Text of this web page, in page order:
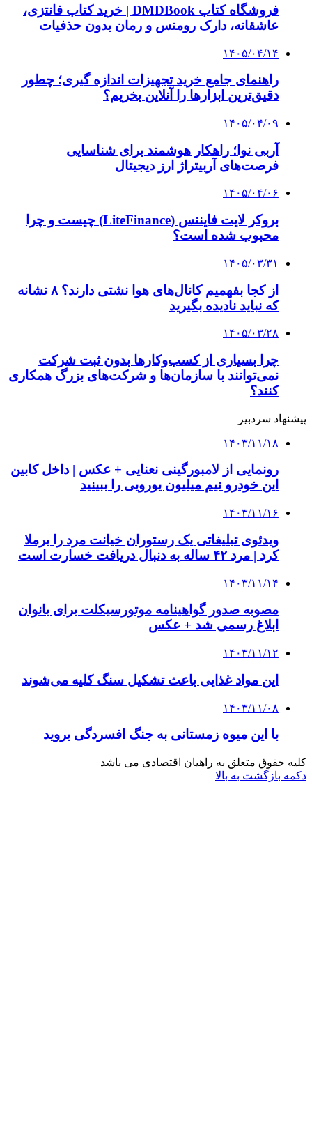
نمی‌توانند با سازمان‌ها و شرکت‌های بزرگ همکاری
کنند؟
پیشنهاد سردبیر
۱۴۰۳/۱۱/۱۸
این خودرو نیم میلیون یورویی را ببینید
۱۴۰۳/۱۱/۱۶
کرد | مرد ۴۲ ساله به دنبال دریافت خسارت است
۱۴۰۳/۱۱/۱۴
ابلاغ رسمی شد + عکس
۱۴۰۳/۱۱/۱۲
این مواد غذایی باعث تشکیل سنگ کلیه می‌شوند
با این میوه زمستانی به جنگ افسردگی بروید
دکمه بازگشت به بالا